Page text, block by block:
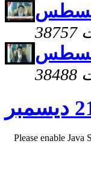
Please enable